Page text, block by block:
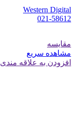
Western Digital
021-58612
مقایسه
مشاهده سریع
افزودن به علاقه مندی